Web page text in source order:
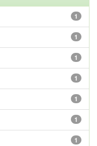
1
1
1
1
1
1
1